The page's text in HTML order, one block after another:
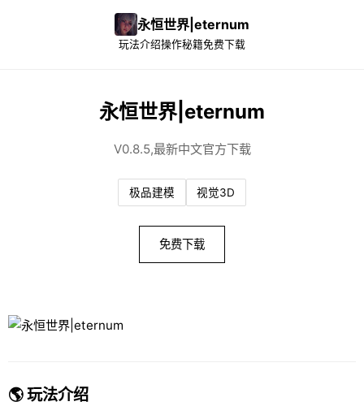
永恒世界|eternum
玩法介绍操作秘籍免费下载
永恒世界|eternum
V0.8.5,最新中文官方下载
极品建模 视觉3D
免费下载
🌎 玩法介绍